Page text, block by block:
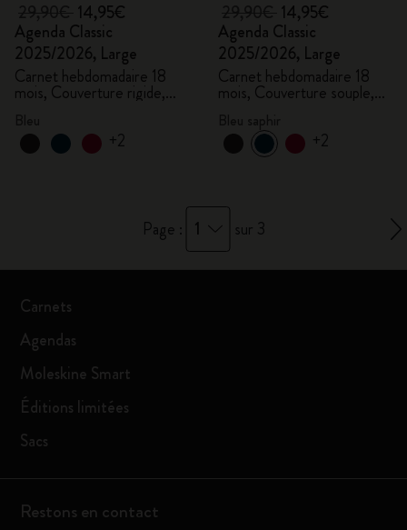
14,95€
Agenda Classic
2025/2026, Large
Carnet hebdomadaire 18
mois, Couverture rigide,
Aigue-marine
+2
14,95€
Agenda Classic
2025/2026, Large
Carnet hebdomadaire 18
mois, Couverture souple,
Bleu saphir
+2
Page : 1 sur 3
Carnets
Agendas
Moleskine Smart
Éditions limitées
Sacs
Restons en contact